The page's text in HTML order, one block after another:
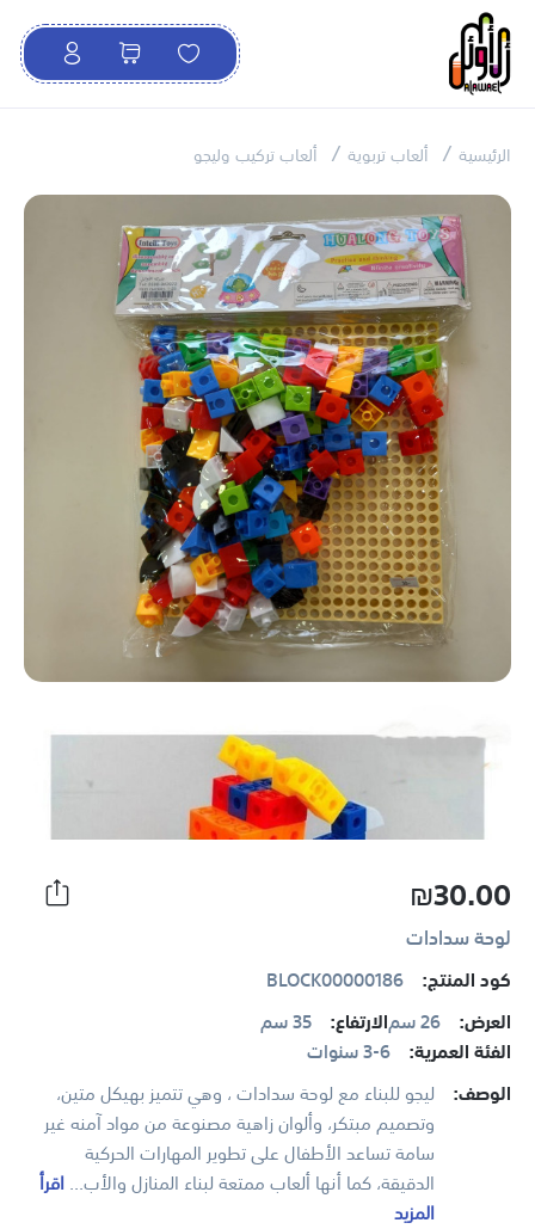
الرئيسية ألعاب تربوية ألعاب تركيب وليجو
₪30.00
لوحة سدادات
كود المنتج: BLOCK00000186
العرض: 26 سم الارتفاع: 35 سم
الفئة العمرية: 3-6 سنوات
الوصف: ليجو للبناء مع لوحة سدادات ، وهي تتميز بهيكل متين،
وتصميم مبتكر، وألوان زاهية مصنوعة من مواد آمنه غير
سامة تساعد الأطفال على تطوير المهارات الحركية
الدقيقة، كما أنها ألعاب ممتعة لبناء المنازل والأب...اقرأ
المزيد